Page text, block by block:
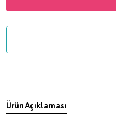
Ürün Açıklaması